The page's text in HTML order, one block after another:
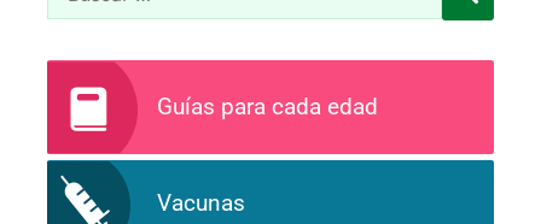
Guías para cada edad
Vacunas